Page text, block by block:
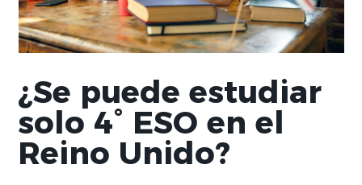
¿Se puede estudiar
solo 4° ESO en el
Reino Unido?